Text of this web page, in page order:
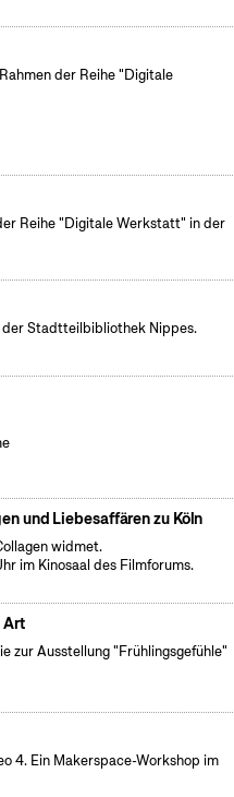
der Reihe "Digitale
Reihe "Digitale Werkstatt" in der
Stadtteilbibliothek Nippes.
und Liebesaffären zu Köln
widmet.
im Kinosaal des Filmforums.
Art
zur Ausstellung "Frühlingsgefühle"
4. Ein Makerspace-Workshop im